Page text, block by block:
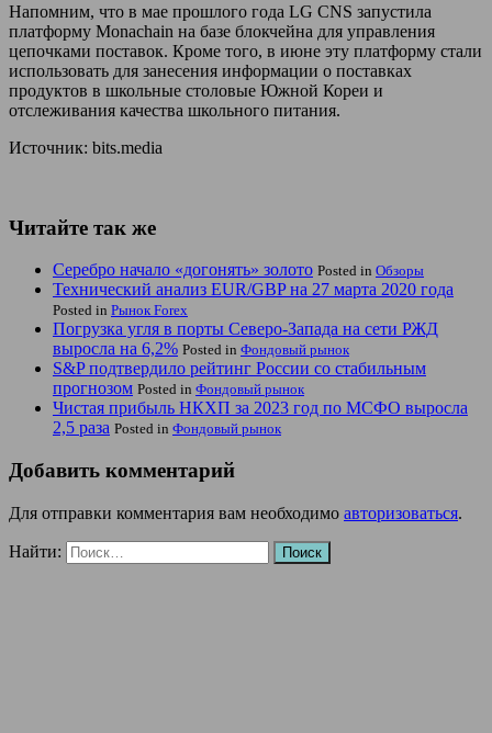
Напомним, что в мае прошлого года LG CNS запустила
платформу Monachain на базе блокчейна для управления
цепочками поставок. Кроме того, в июне эту платформу стали
использовать для занесения информации о поставках
продуктов в школьные столовые Южной Кореи и
отслеживания качества школьного питания.
Источник: bits.media
Читайте так же
Серебро начало «догонять» золото Posted in Обзоры
Технический анализ EUR/GBP на 27 марта 2020 года
Posted in Рынок Forex
Погрузка угля в порты Северо-Запада на сети РЖД
выросла на 6,2% Posted in Фондовый рынок
S&P подтвердило рейтинг России со стабильным
прогнозом Posted in Фондовый рынок
Чистая прибыль НКХП за 2023 год по МСФО выросла
2,5 раза Posted in Фондовый рынок
Добавить комментарий
Для отправки комментария вам необходимо авторизоваться.
Найти: